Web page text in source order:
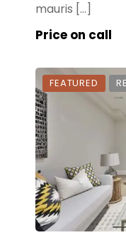
mauris […]
Price on call
FEATURED